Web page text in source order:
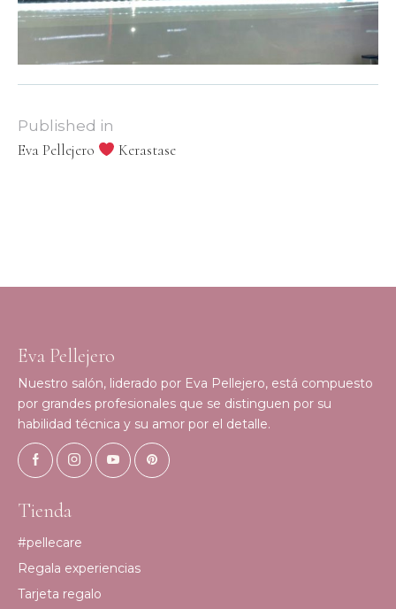
Published in
Eva Pellejero Kerastase
Eva Pellejero
Nuestro salón, liderado por Eva Pellejero, está compuesto
por grandes profesionales que se distinguen por su
habilidad técnica y su amor por el detalle.
Tienda
#pellecare
Regala experiencias
Tarjeta regalo